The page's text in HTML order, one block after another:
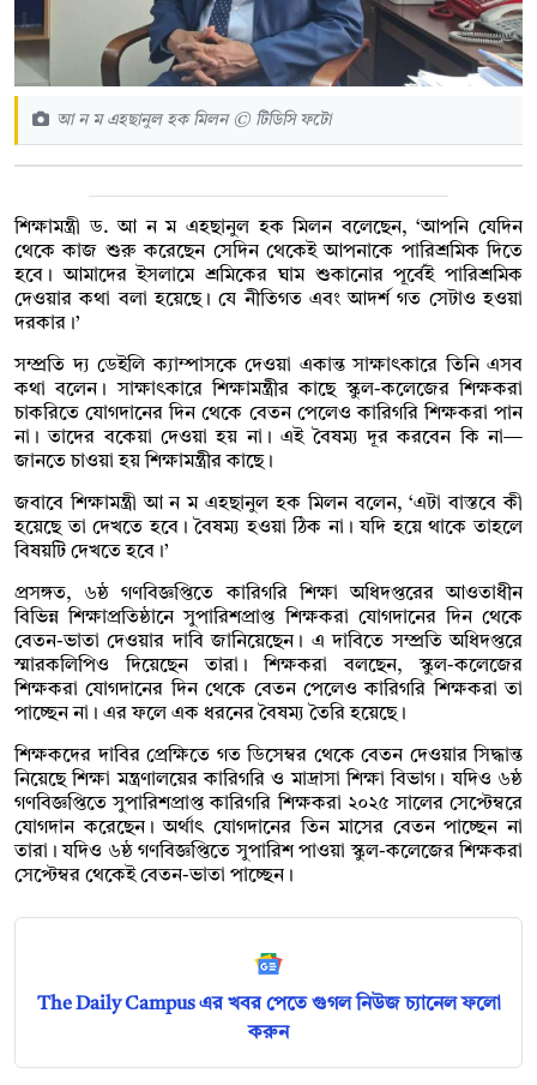
আ ন ম এহছানুল হক মিলন © টিডিসি ফটো
শিক্ষামন্ত্রী ড. আ ন ম এহছানুল হক মিলন বলেছেন, ‘আপনি যেদিন
থেকে কাজ শুরু করেছেন সেদিন থেকেই আপনাকে পারিশ্রমিক দিতে
হবে। আমাদের ইসলামে শ্রমিকের ঘাম শুকানোর পূর্বেই পারিশ্রমিক
দেওয়ার কথা বলা হয়েছে। যে নীতিগত এবং আদর্শ গত সেটাও হওয়া
দরকার।’
সম্প্রতি দ্য ডেইলি ক্যাম্পাসকে দেওয়া একান্ত সাক্ষাৎকারে তিনি এসব
কথা বলেন। সাক্ষাৎকারে শিক্ষামন্ত্রীর কাছে স্কুল-কলেজের শিক্ষকরা
চাকরিতে যোগদানের দিন থেকে বেতন পেলেও কারিগরি শিক্ষকরা পান
না। তাদের বকেয়া দেওয়া হয় না। এই বৈষম্য দূর করবেন কি না—
জানতে চাওয়া হয় শিক্ষামন্ত্রীর কাছে।
জবাবে শিক্ষামন্ত্রী আ ন ম এহছানুল হক মিলন বলেন, ‘এটা বাস্তবে কী
হয়েছে তা দেখতে হবে। বৈষম্য হওয়া ঠিক না। যদি হয়ে থাকে তাহলে
বিষয়টি দেখতে হবে।’
প্রসঙ্গত, ৬ষ্ঠ গণবিজ্ঞপ্তিতে কারিগরি শিক্ষা অধিদপ্তরের আওতাধীন
বিভিন্ন শিক্ষাপ্রতিষ্ঠানে সুপারিশপ্রাপ্ত শিক্ষকরা যোগদানের দিন থেকে
বেতন-ভাতা দেওয়ার দাবি জানিয়েছেন। এ দাবিতে সম্প্রতি অধিদপ্তরে
স্মারকলিপিও দিয়েছেন তারা। শিক্ষকরা বলছেন, স্কুল-কলেজের
শিক্ষকরা যোগদানের দিন থেকে বেতন পেলেও কারিগরি শিক্ষকরা তা
পাচ্ছেন না। এর ফলে এক ধরনের বৈষম্য তৈরি হয়েছে।
শিক্ষকদের দাবির প্রেক্ষিতে গত ডিসেম্বর থেকে বেতন দেওয়ার সিদ্ধান্ত
নিয়েছে শিক্ষা মন্ত্রণালয়ের কারিগরি ও মাদ্রাসা শিক্ষা বিভাগ। যদিও ৬ষ্ঠ
গণবিজ্ঞপ্তিতে সুপারিশপ্রাপ্ত কারিগরি শিক্ষকরা ২০২৫ সালের সেপ্টেম্বরে
যোগদান করেছেন। অর্থাৎ যোগদানের তিন মাসের বেতন পাচ্ছেন না
তারা। যদিও ৬ষ্ঠ গণবিজ্ঞপ্তিতে সুপারিশ পাওয়া স্কুল-কলেজের শিক্ষকরা
সেপ্টেম্বর থেকেই বেতন-ভাতা পাচ্ছেন।
The Daily Campus এর খবর পেতে গুগল নিউজ চ্যানেল ফলো
করুন